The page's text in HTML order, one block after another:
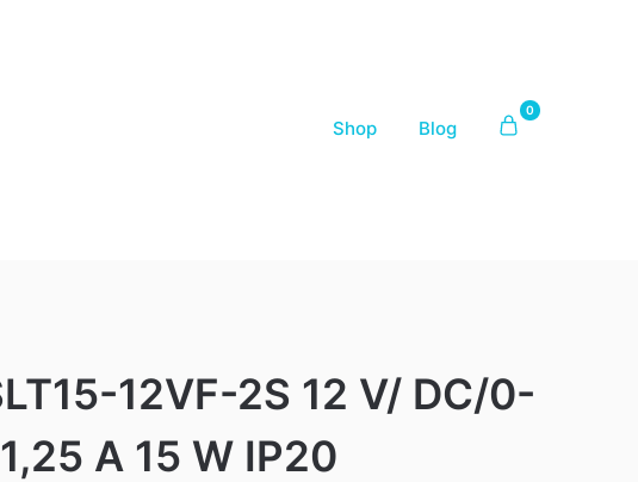
Shop Blog
0
12VF-2S 12 V/ DC/0-
A 15 W IP20